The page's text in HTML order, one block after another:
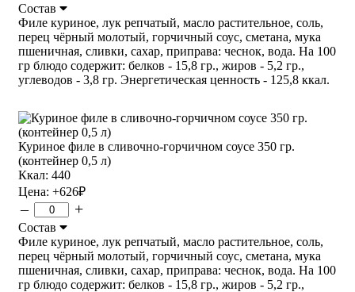
Состав
Филе куриное, лук репчатый, масло растительное, соль,
перец чёрный молотый, горчичный соус, сметана, мука
пшеничная, сливки, сахар, приправа: чеснок, вода. На 100
гр блюдо содержит: белков - 15,8 гр., жиров - 5,2 гр.,
углеводов - 3,8 гр. Энергетическая ценность - 125,8 ккал.
Куриное филе в сливочно-горчичном соусе 350 гр.
(контейнер 0,5 л)
Ккал: 440
Цена: +626₽
– +
Состав
Филе куриное, лук репчатый, масло растительное, соль,
перец чёрный молотый, горчичный соус, сметана, мука
пшеничная, сливки, сахар, приправа: чеснок, вода. На 100
гр блюдо содержит: белков - 15,8 гр., жиров - 5,2 гр.,